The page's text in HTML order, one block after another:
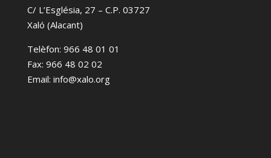
C/ L’Església, 27 – C.P. 03727
Xaló (Alacant)
Telèfon: 966 48 01 01
Fax: 966 48 02 02
Email: info@xalo.org